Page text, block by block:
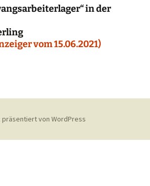
in der
vom 15.06.2021)
präsentiert von WordPress